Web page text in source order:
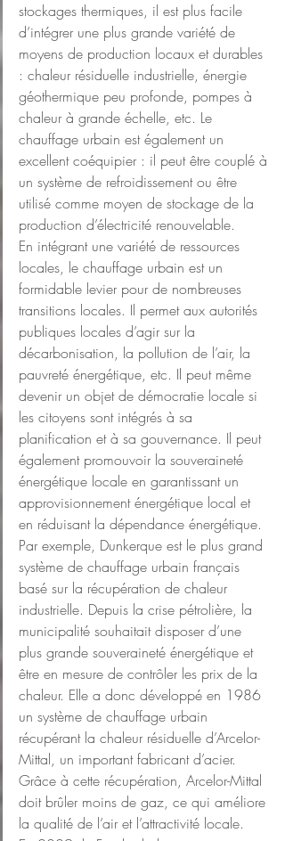
stockages thermiques, il est plus facile
d’intégrer une plus grande variété de
moyens de production locaux et durables
: chaleur résiduelle industrielle, énergie
géothermique peu profonde, pompes à
chaleur à grande échelle, etc. Le
chauffage urbain est également un
excellent coéquipier : il peut être couplé à
un système de refroidissement ou être
utilisé comme moyen de stockage de la
production d’électricité renouvelable.
En intégrant une variété de ressources
locales, le chauffage urbain est un
formidable levier pour de nombreuses
transitions locales. Il permet aux autorités
publiques locales d’agir sur la
décarbonisation, la pollution de l’air, la
pauvreté énergétique, etc. Il peut même
devenir un objet de démocratie locale si
les citoyens sont intégrés à sa
planification et à sa gouvernance. Il peut
également promouvoir la souveraineté
énergétique locale en garantissant un
approvisionnement énergétique local et
en réduisant la dépendance énergétique.
Par exemple, Dunkerque est le plus grand
système de chauffage urbain français
basé sur la récupération de chaleur
industrielle. Depuis la crise pétrolière, la
municipalité souhaitait disposer d’une
plus grande souveraineté énergétique et
être en mesure de contrôler les prix de la
chaleur. Elle a donc développé en 1986
un système de chauffage urbain
récupérant la chaleur résiduelle d’Arcelor-
Mittal, un important fabricant d’acier.
Grâce à cette récupération, Arcelor-Mittal
doit brûler moins de gaz, ce qui améliore
la qualité de l’air et l’attractivité locale.